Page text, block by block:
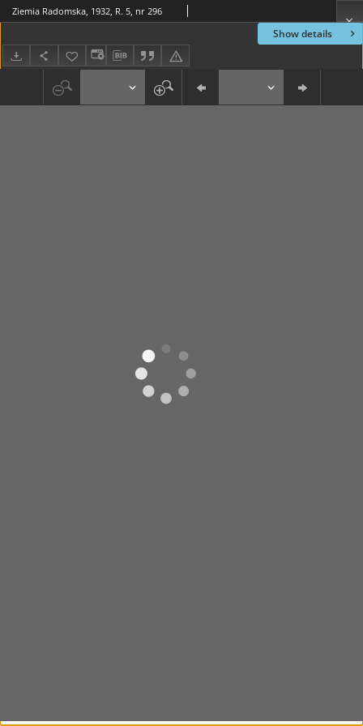
Show details
Ziemia Radomska, 1932, R. 5, nr 296